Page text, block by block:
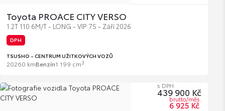
Toyota PROACE CITY VERSO
1.2T 110 6M/T - LONG - VIP 7S - Září 2026
DPH
TSUSHO - CENTRUM UŽITKOVÝCH VOZŮ
20260 kmBenzín1 199 cm3
s DPH
439 900 Kč
brutto/měs.
6 925 Kč